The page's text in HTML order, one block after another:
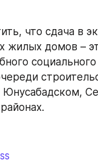
что сдача в
жилых домов –
Юнусабадском,